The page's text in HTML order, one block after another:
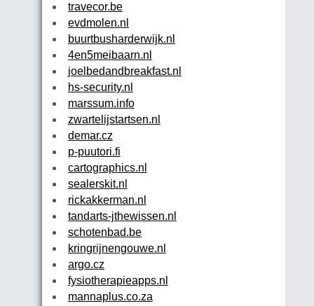
travecor.be
evdmolen.nl
buurtbusharderwijk.nl
4en5meibaarn.nl
joelbedandbreakfast.nl
hs-security.nl
marssum.info
zwartelijstartsen.nl
demar.cz
p-puutori.fi
cartographics.nl
sealerskit.nl
rickakkerman.nl
tandarts-jthewissen.nl
schotenbad.be
kringrijnengouwe.nl
argo.cz
fysiotherapieapps.nl
mannaplus.co.za